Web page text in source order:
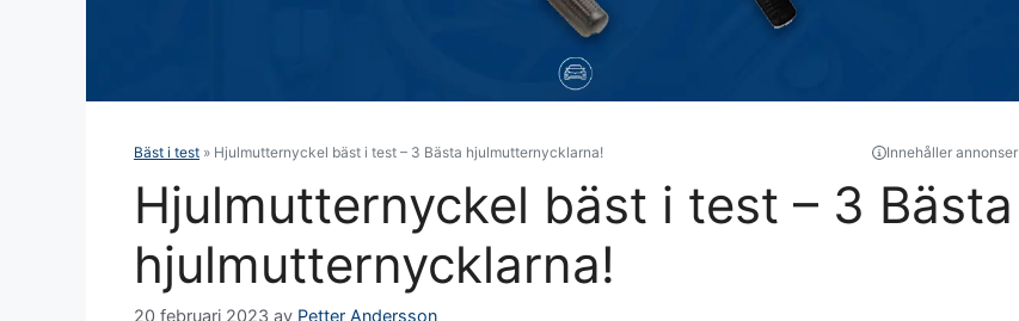
Bäst i test » Hjulmutternyckel bäst i test – 3 Bästa hjulmutternycklarna! Innehåller annonser
Hjulmutternyckel bäst i test – 3 Bästa
hjulmutternycklarna!
20 februari 2023 av Petter Andersson